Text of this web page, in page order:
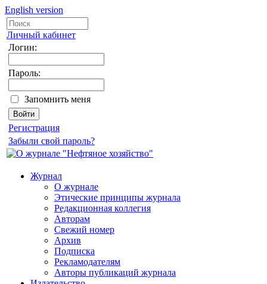
English version
Личный кабинет
Логин:
Пароль:
Запомнить меня
Регистрация
Забыли свой пароль?
Журнал
О журнале
Этические принципы журнала
Редакционная коллегия
Авторам
Свежий номер
Архив
Подписка
Рекламодателям
Авторы публикаций журнала